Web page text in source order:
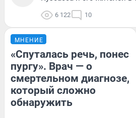
6 122 10
МНЕНИЕ
«Спуталась речь, понес
пургу». Врач — о
смертельном диагнозе,
который сложно
обнаружить